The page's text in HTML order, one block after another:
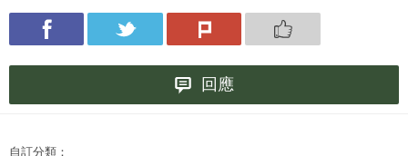
回應
自訂分類：